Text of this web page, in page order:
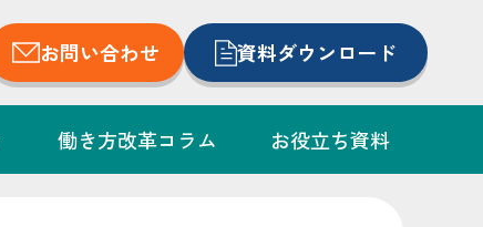
お問い合わせ 資料ダウンロード
働き方改革コラム お役立ち資料